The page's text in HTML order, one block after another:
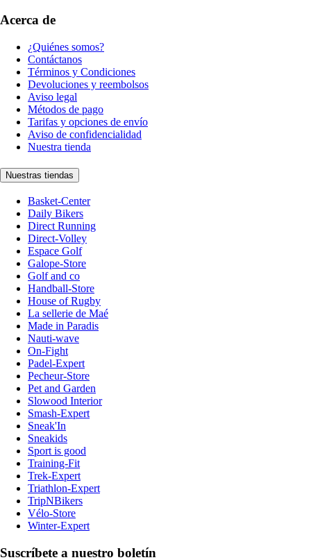
Acerca de
¿Quiénes somos?
Contáctanos
Términos y Condiciones
Devoluciones y reembolsos
Aviso legal
Métodos de pago
Tarifas y opciones de envío
Aviso de confidencialidad
Nuestra tienda
Nuestras tiendas
Basket-Center
Daily Bikers
Direct Running
Direct-Volley
Espace Golf
Galope-Store
Golf and co
Handball-Store
House of Rugby
La sellerie de Maé
Made in Paradis
Nauti-wave
On-Fight
Padel-Expert
Pecheur-Store
Pet and Garden
Slowood Interior
Smash-Expert
Sneak'In
Sneakids
Sport is good
Training-Fit
Trek-Expert
Triathlon-Expert
TripNBikers
Vélo-Store
Winter-Expert
Suscríbete a nuestro boletín